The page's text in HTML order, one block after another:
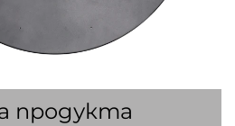
продукта